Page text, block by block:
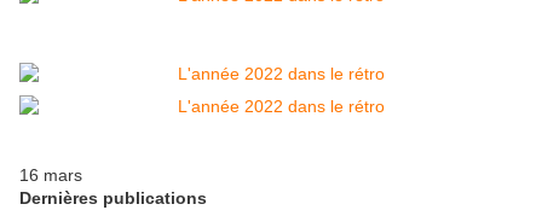
16 mars
Dernières publications